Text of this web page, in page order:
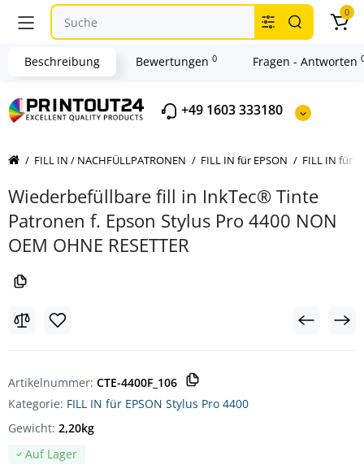
+49 1603 333180
0
FILL IN / NACHFÜLLPATRONEN FILL IN für EPSON FILL IN für
Wiederbefüllbare fill in InkTec® Tinte
Patronen f. Epson Stylus Pro 4400 NON
OEM OHNE RESETTER
Artikelnummer: CTE-4400F_106
Kategorie: FILL IN für EPSON Stylus Pro 4400
Auf Lager
Gewicht: 2,20kg
Beschreibung Bewertungen 0 Fragen - Antworten